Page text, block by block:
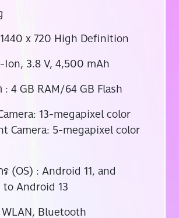
x 720 High Definition
3.8 V, 4,500 mAh
4 GB RAM/64 GB Flash
13-megapixel color
Camera: 5-megapixel color
(OS) : Android 11, and
Android 13
Bluetooth